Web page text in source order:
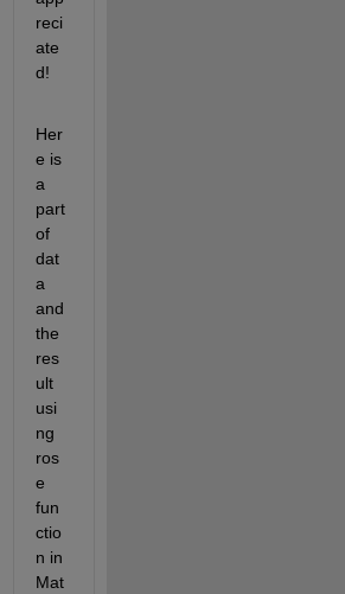
reci
ate
d!
Her
e is
a
part
of
dat
a
and
the
res
ult
usi
ng
ros
e
fun
ctio
n in
Mat